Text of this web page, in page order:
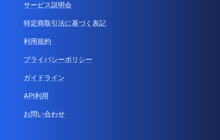
サービス説明会
特定商取引法に基づく表記
利用規約
プライバシーポリシー
ガイドライン
API利用
お問い合わせ